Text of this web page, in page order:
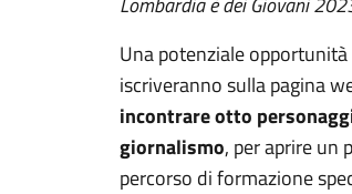
Una potenziale
iscriveranno sulla pagina
incontrare otto
giornalismo, per aprire un
percorso di formazione